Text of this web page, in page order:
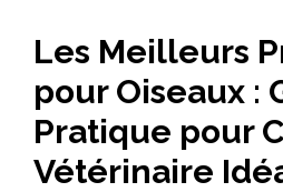
Les Meilleurs
pour Oiseaux :
Pratique pour
Vétérinaire